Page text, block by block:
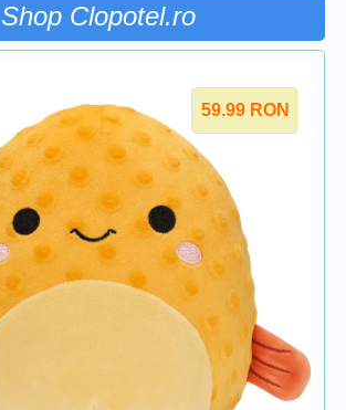
Shop Clopotel.ro
59.99 RON